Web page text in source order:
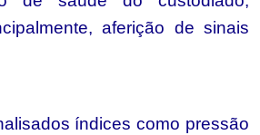
aferição de sinais
índices como pressão